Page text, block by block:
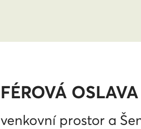
FÉROVÁ
venkovní prostor a